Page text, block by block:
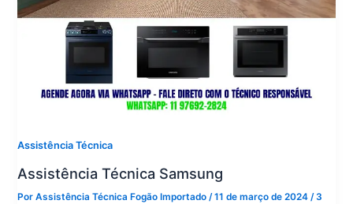
Assistência Técnica
Assistência Técnica Samsung
PorAssistência Técnica Fogão Importado/11 de março de 2024/3